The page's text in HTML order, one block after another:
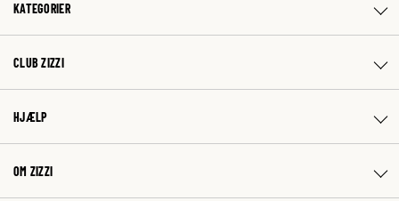
KATEGORIER
CLUB ZIZZI
HJÆLP
OM ZIZZI